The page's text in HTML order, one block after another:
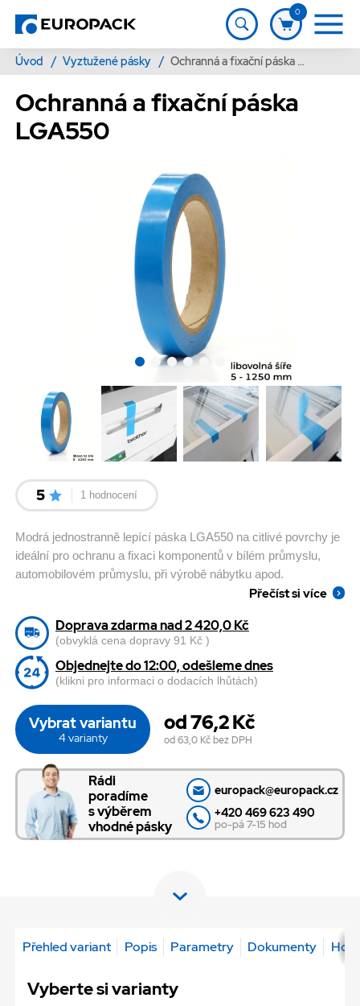
0
Úvod / Vyztužené pásky / Ochranná a fixační páska LGA550
Ochranná a fixační páska
LGA550
5 1 hodnocení
Modrá jednostranně lepící páska LGA550 na citlivé povrchy je
ideální pro ochranu a fixaci komponentů v bílém průmyslu,
automobilovém průmyslu, při výrobě nábytku apod.
Přečíst si více
Doprava zdarma nad 2 420,0 Kč
(obvyklá cena dopravy 91 Kč )
Objednejte do 12:00, odešleme dnes
(klikni pro informaci o dodacích lhůtách)
Vybrat variantu
4 varianty
od 76,2 Kč
od 63,0 Kčbez DPH
Rádi
poradíme
s výběrem
vhodné pásky
europack@europack.cz
+420 469 623 490
po-pá 7-15 hod
Přehled variant Popis Parametry Dokumenty
Vyberte si varianty